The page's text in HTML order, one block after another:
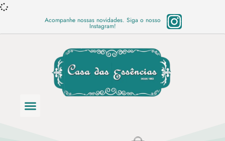
Acompanhe nossas novidades. Siga o nosso
Instagram!